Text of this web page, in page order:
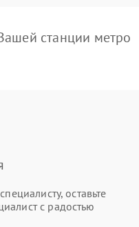
станции метро
оставьте
с радостью